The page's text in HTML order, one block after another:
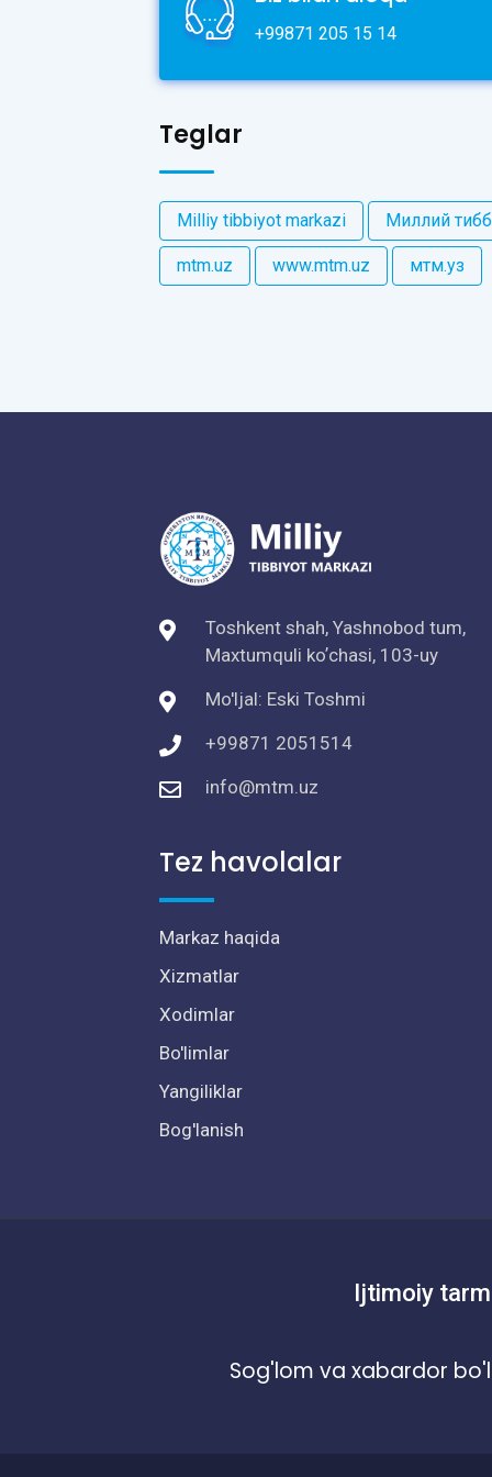
+99871 205 15 14
Teglar
Milliy tibbiyot markazi Миллий
mtm.uz www.mtm.uz мтм.уз
Toshkent shah, Yashnobod tum,
Maxtumquli koʼchasi, 103-uy
Mo'ljal: Eski Toshmi
+99871 2051514
info@mtm.uz
Tez havolalar
Markaz haqida
Xizmatlar
Xodimlar
Bo'limlar
Yangiliklar
Bog'lanish
Ijtimoiy
Sog'lom va xabardor